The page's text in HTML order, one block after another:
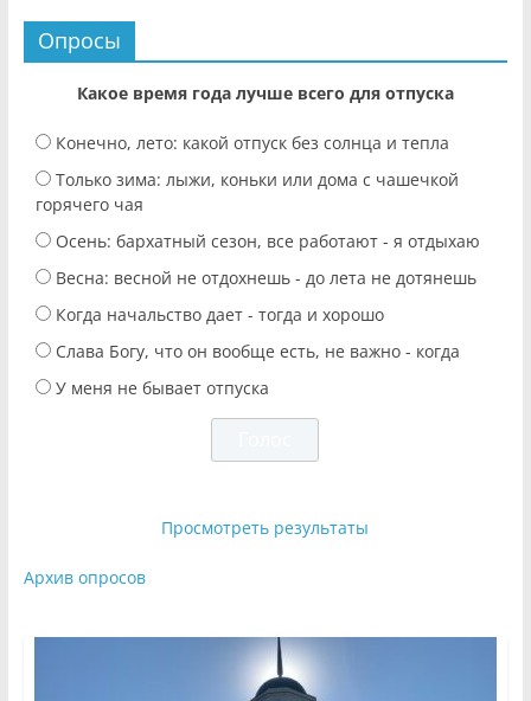
Опросы
Какое время года лучше всего для отпуска
Конечно, лето: какой отпуск без солнца и тепла
Только зима: лыжи, коньки или дома с чашечкой
горячего чая
Осень: бархатный сезон, все работают - я отдыхаю
Весна: весной не отдохнешь - до лета не дотянешь
Когда начальство дает - тогда и хорошо
Слава Богу, что он вообще есть, не важно - когда
У меня не бывает отпуска
Просмотреть результаты
Архив опросов